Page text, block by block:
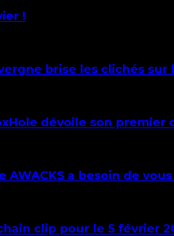
!
brise les clichés sur
dévoile son premier
AWACKS a besoin de vous
clip pour le 5 février